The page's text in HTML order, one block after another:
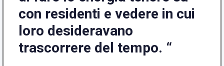
con residenti e vedere in cui
loro desideravano
trascorrere del tempo. “